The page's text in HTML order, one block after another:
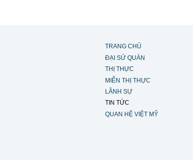
TRANG CHỦ
ĐẠI SỨ QUÁN
THỊ THỰC
MIỄN THỊ THỰC
LÃNH SỰ
TIN TỨC
QUAN HỆ VIỆT MỸ